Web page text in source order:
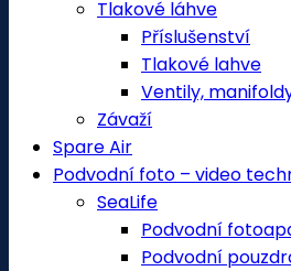
Tlakové láhve
Příslušenství
Tlakové lahve
Ventily,
Závaží
Spare Air
Podvodní foto – video
SeaLife
Podvodní
Podvodní